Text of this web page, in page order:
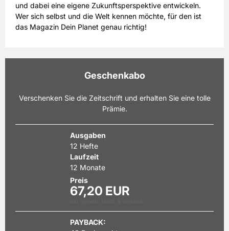
und dabei eine eigene Zukunftsperspektive entwickeln.
Wer sich selbst und die Welt kennen möchte, für den ist
das Magazin Dein Planet genau richtig!
verpassen Sie keine Ausgabe mehr.
Geschenkabo
Verschenken Sie die Zeitschrift und erhalten Sie eine tolle
Prämie.
Ausgaben
12 Hefte
Laufzeit
12 Monate
Preis
67,20 EUR
PAYBACK: